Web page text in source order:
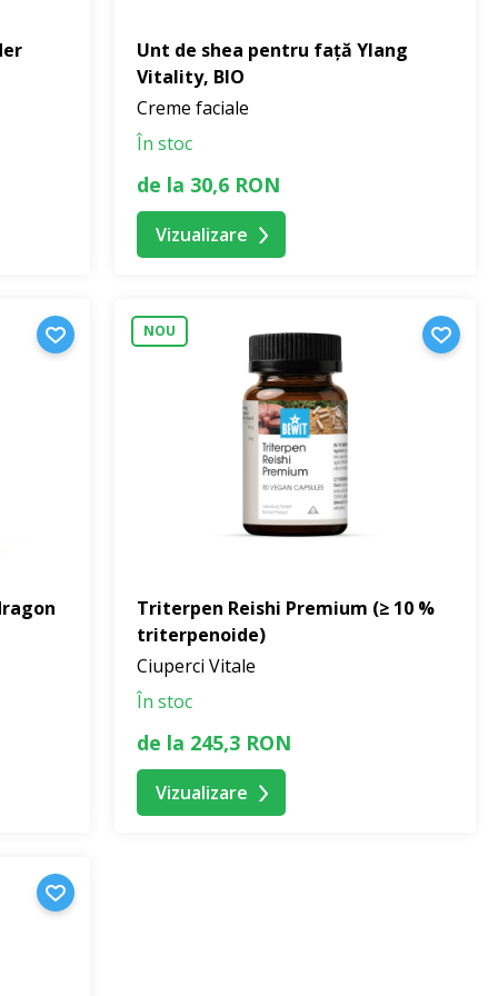
Unt de shea pentru față Ylang
Vitality, BIO
Creme faciale
În stoc
de la 30,6 RON
Vizualizare
NOU
Triterpen Reishi Premium (≥ 10 %
triterpenoide)
Ciuperci Vitale
În stoc
de la 245,3 RON
Vizualizare